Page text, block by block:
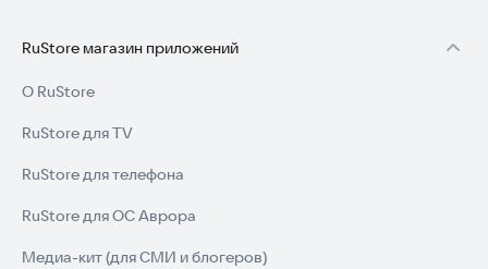
RuStore магазин приложений
О RuStore
RuStore для TV
RuStore для телефона
RuStore для ОС Аврора
Медиа-кит (для СМИ и блогеров)